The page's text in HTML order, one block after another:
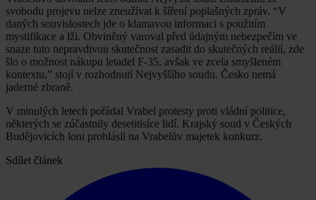
svobodu projevu nelze zneužívat k šíření poplašných zpráv. “V
daných souvislostech jde o klamavou informaci s použitím
mystifikace a lži. Obviněný varoval před údajným nebezpečím ve
snaze tuto nepravdivou skutečnost zasadit do skutečných reálií, zde
šlo o možnost nákupu letadel F-35, avšak ve zcela smyšleném
kontextu,” stojí v rozhodnutí Nejvyššího soudu. Česko nemá
jaderné zbraně.
V minulých letech pořádal Vrabel protesty proti vládní politice,
některých se zúčastnily desetitisíce lidí. Krajský soud v Českých
Budějovicích loni prohlásil na Vrabelův majetek konkurz.
Sdílet článek